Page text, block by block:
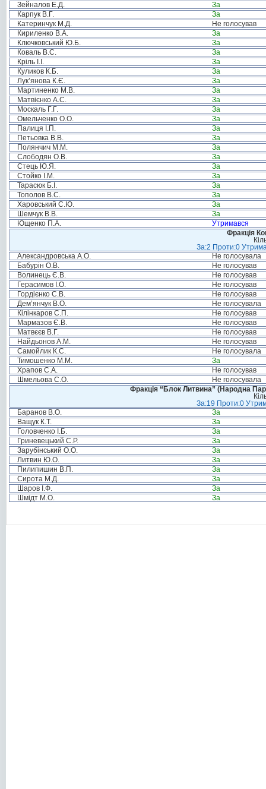
Зейналов Е.Д.
За
Карпук В.Г.
За
Катеринчук М.Д.
Не голосував
Кириленко В.А.
За
Ключковський Ю.Б.
За
Коваль В.С.
За
Кріль І.І.
За
Куликов К.Б.
За
Лук’янова К.Є.
За
Мартиненко М.В.
За
Матвієнко А.С.
За
Москаль Г.Г.
За
Омельченко О.О.
За
Палиця І.П.
За
Петьовка В.В.
За
Полянчич М.М.
За
Слободян О.В.
За
Стець Ю.Я.
За
Стойко І.М.
За
Тарасюк Б.І.
За
Тополов В.С.
За
Харовський С.Ю.
За
Шемчук В.В.
За
Ющенко П.А.
Утримався
Фракція
За:2 Проти:0
Александровська А.О.
Не голосувала
Бабурін О.В.
Не голосував
Волинець Є.В.
Не голосував
Герасимов І.О.
Не голосував
Гордієнко С.В.
Не голосував
Дем’янчук В.О.
Не голосувала
Кілінкаров С.П.
Не голосував
Мармазов Є.В.
Не голосував
Матвєєв В.Г.
Не голосував
Найдьонов А.М.
Не голосував
Самойлик К.С.
Не голосувала
Тимошенко М.М.
За
Храпов С.А.
Не голосував
Шмельова С.О.
Не голосувала
Фракція “Блок Литвина” (Народна
За:19 Проти:0
Баранов В.О.
За
Ващук К.Т.
За
Головченко І.Б.
За
Гриневецький С.Р.
За
Зарубінський О.О.
За
Литвин Ю.О.
За
Пилипишин В.П.
За
Сирота М.Д.
За
Шаров І.Ф.
За
Шмідт М.О.
За